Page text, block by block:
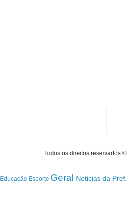
Todos os direitos reservados
Educação Esporte Geral Noticias da